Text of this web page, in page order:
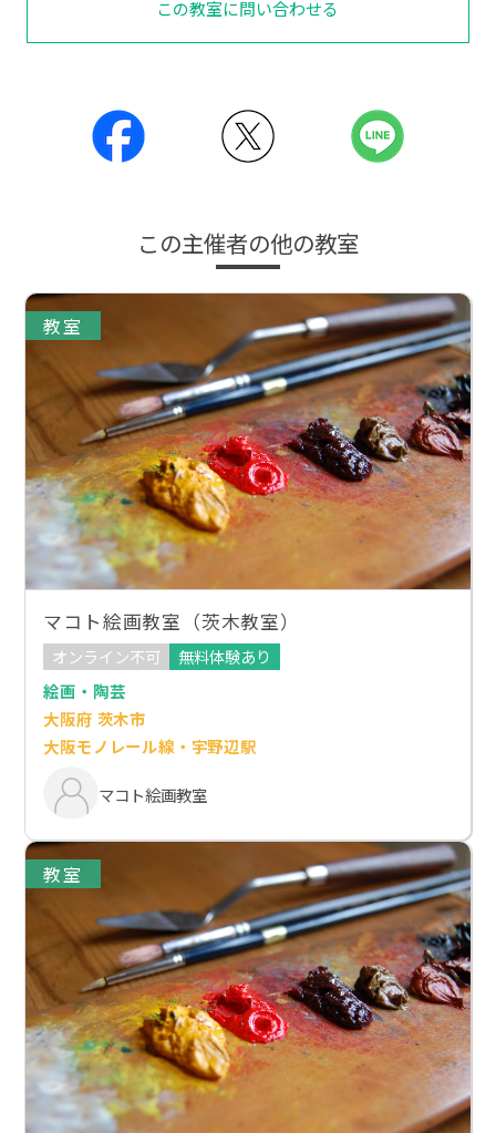
この教室に問い合わせる
この主催者の他の教室
教室
マコト絵画教室（茨木教室）
オンライン不可
無料体験あり
絵画・陶芸
大阪府 茨木市
大阪モノレール線・宇野辺駅
マコト絵画教室
教室